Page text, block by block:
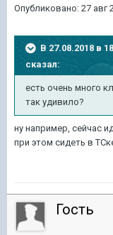
Опубликовано: 27 авг
В 27.08.2018 в
сказал:
есть очень много
так удивило?
ну например, сейчас
при этом сидеть в
Гость